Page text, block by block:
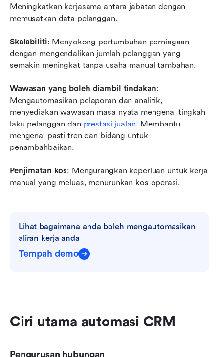
Meningkatkan kerjasama antara jabatan dengan
memusatkan data pelanggan.
Skalabiliti: Menyokong pertumbuhan perniagaan
dengan mengendalikan jumlah pelanggan yang
semakin meningkat tanpa usaha manual tambahan.
Wawasan yang boleh diambil tindakan:
Mengautomasikan pelaporan dan analitik,
menyediakan wawasan masa nyata mengenai tingkah
laku pelanggan dan prestasi jualan. Membantu
mengenal pasti tren dan bidang untuk
penambahbaikan.
Penjimatan kos: Mengurangkan keperluan untuk kerja
manual yang meluas, menurunkan kos operasi.
Lihat bagaimana anda boleh mengautomasikan
aliran kerja anda
Tempah demo
Ciri utama automasi CRM
Pengurusan hubungan